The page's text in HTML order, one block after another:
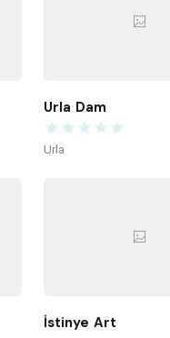
Urla Dam
Urla
İstinye Art